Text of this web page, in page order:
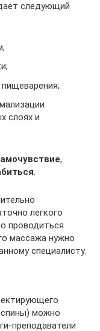
следующий
слоях и
,
.
легкого
проводиться
массажа нужно
специалисту.
спины) можно
преподаватели